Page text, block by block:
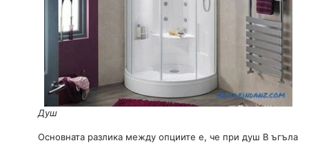
Душ
Основната разлика между опциите е, че при душ В ъгъла